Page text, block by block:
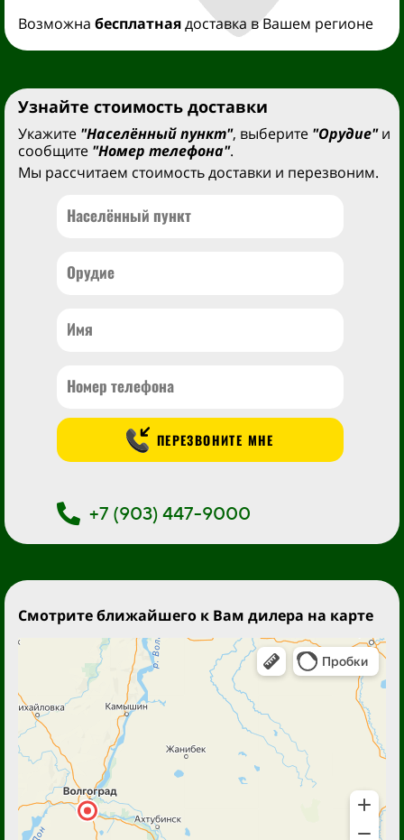
Возможна бесплатнаядоставка в Вашем регионе
Узнайте стоимость доставки
Укажите "Населённый пункт", выберите "Орудие"и
сообщите "Номер телефона".
Мы рассчитаем стоимость доставки и перезвоним.
ПЕРЕЗВОНИТЕ МНЕ
+7 (903) 447-9000
Смотрите ближайшего к Вам дилера на карте